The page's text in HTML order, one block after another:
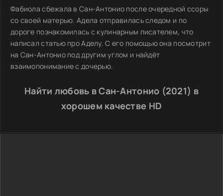
Фабиола сбежала в Сан-Антонио после очередной ссоры
со своей матерью. Адела отправилась следом и по
дороге познакомилась с кулинарным писателем, что
написал статью про Аделу. С его помощью она посмотрит
на Сан-Антонио под другим углом и найдёт
взаимопонимание с дочерью.
Найти любовь в Сан-Антонио (2021) в
хорошем качестве HD